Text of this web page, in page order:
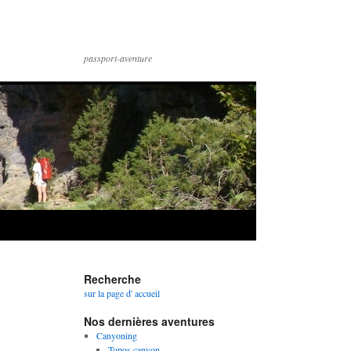
passport-aventure
Recherche
sur la page d' accueil
Nos dernières aventures
Canyoning